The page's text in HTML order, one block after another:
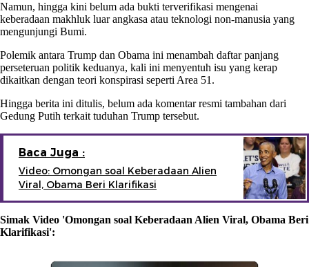
Namun, hingga kini belum ada bukti terverifikasi mengenai
keberadaan makhluk luar angkasa atau teknologi non-manusia yang
mengunjungi Bumi.
Polemik antara Trump dan Obama ini menambah daftar panjang
perseteruan politik keduanya, kali ini menyentuh isu yang kerap
dikaitkan dengan teori konspirasi seperti Area 51.
Hingga berita ini ditulis, belum ada komentar resmi tambahan dari
Gedung Putih terkait tuduhan Trump tersebut.
Baca Juga :
Video: Omongan soal Keberadaan Alien
Viral, Obama Beri Klarifikasi
Simak Video 'Omongan soal Keberadaan Alien Viral, Obama Beri
Klarifikasi':